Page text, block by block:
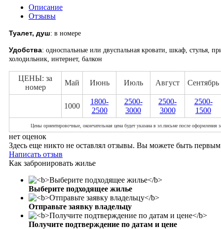
Описание
Отзывы
Туалет, душ: в номере
Удобства: односпальные или двуспальная кровати, шкаф, стулья,
холодильник, интернет, балкон
ЦЕНЫ: за
номер
Май Июнь Июль Август Сентябрь
1000
1800-
2500
2500-
3000
2500-
3000
2500-
1500
Цены ориентировочные, окончательная цена будет указана в эл.письме после оформления
нет оценок
Здесь еще никто не оставлял отзывы. Вы можете быть первым
Написать отзыв
Как забронировать жилье
Выберите подходящее жилье
Отправьте заявку владельцу
Получите подтверждение по датам и цене